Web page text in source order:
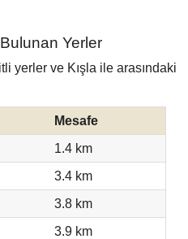
Bulunan Yerler
yerler ve Kışla ile arasındaki
Mesafe
1.4 km
3.4 km
3.8 km
3.9 km